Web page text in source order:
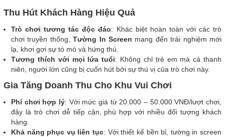
Thu Hút Khách Hàng Hiệu Quả
Trò chơi tương tác độc đáo: Khác biệt hoàn toàn với các trò
chơi truyền thống,Tường In Screen mang đến trải nghiệm mới
lạ, khơi gợi sự tò mò và hứng thú.
Tương thích với mọi lứa tuổi: Không chỉ trẻ em mà cả thanh
niên, người lớn cũng bị cuốn hút bởi sự thú vị của trò chơi này.
Gia Tăng Doanh Thu Cho Khu Vui Chơi
Phí chơi hợp lý: Với mức giá từ 20.000 – 50.000 VNĐ/lượt chơi,
đây là trò chơi dễ tiếp cận, phù hợp với nhiều đối tượng khách
hàng.
Khả năng phục vụ liên tục: Với thiết kế bền bỉ, tường in screen